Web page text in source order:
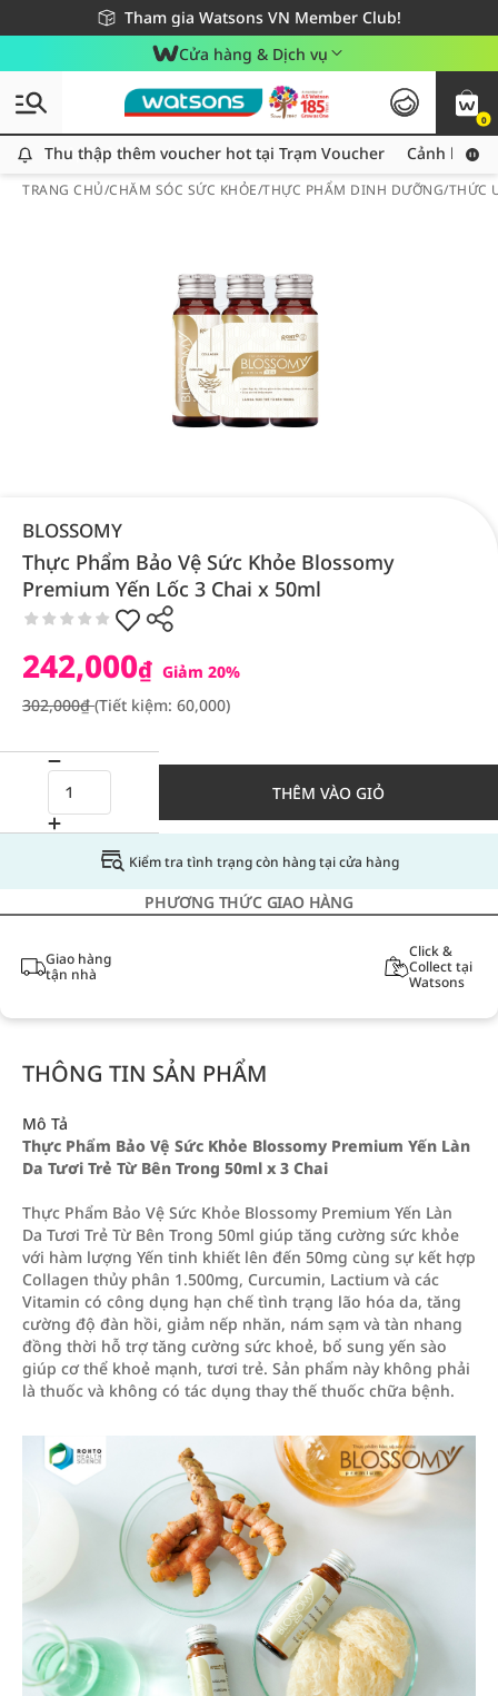
Tham gia Watsons VN Member Club!
Miễn phí giao hàng cho đơn hàng từ 249,000Đ
Giao hàng nhanh 24h - Áp dụng khu vực TP. Hồ Chí Minh
Cửa hàng & Dịch vụ
0
Thu thập thêm voucher hot tại Trạm Voucher
Thu thập thêm voucher hot tại Trạm Voucher Cảnh báo
TRANG CHỦ/CHĂM SÓC SỨC KHỎE/THỰC PHẨM DINH DƯỠNG/THỨC
BLOSSOMY
Thực Phẩm Bảo Vệ Sức Khỏe Blossomy
Premium Yến Lốc 3 Chai x 50ml
242,000₫ Giảm 20%
302,000₫(Tiết kiệm: 60,000)
THÊM VÀO GIỎ
Kiểm tra tình trạng còn hàng tại cửa hàng
PHƯƠNG THỨC GIAO HÀNG
Giao hàng
tận nhà
Click &
Collect tại
Watsons
THÔNG TIN SẢN PHẨM
Mô Tả
Thực Phẩm Bảo Vệ Sức Khỏe Blossomy Premium Yến Làn
Da Tươi Trẻ Từ Bên Trong 50ml x 3 Chai
Thực Phẩm Bảo Vệ Sức Khỏe Blossomy Premium Yến Làn
Da Tươi Trẻ Từ Bên Trong 50ml giúp tăng cường sức khỏe
với hàm lượng Yến tinh khiết lên đến 50mg cùng sự kết hợp
Collagen thủy phân 1.500mg, Curcumin, Lactium và các
Vitamin có công dụng hạn chế tình trạng lão hóa da, tăng
cường độ đàn hồi, giảm nếp nhăn, nám sạm và tàn nhang
đồng thời hỗ trợ tăng cường sức khoẻ, bổ sung yến sào
giúp cơ thể khoẻ mạnh, tươi trẻ. Sản phẩm này không phải
là thuốc và không có tác dụng thay thế thuốc chữa bệnh.